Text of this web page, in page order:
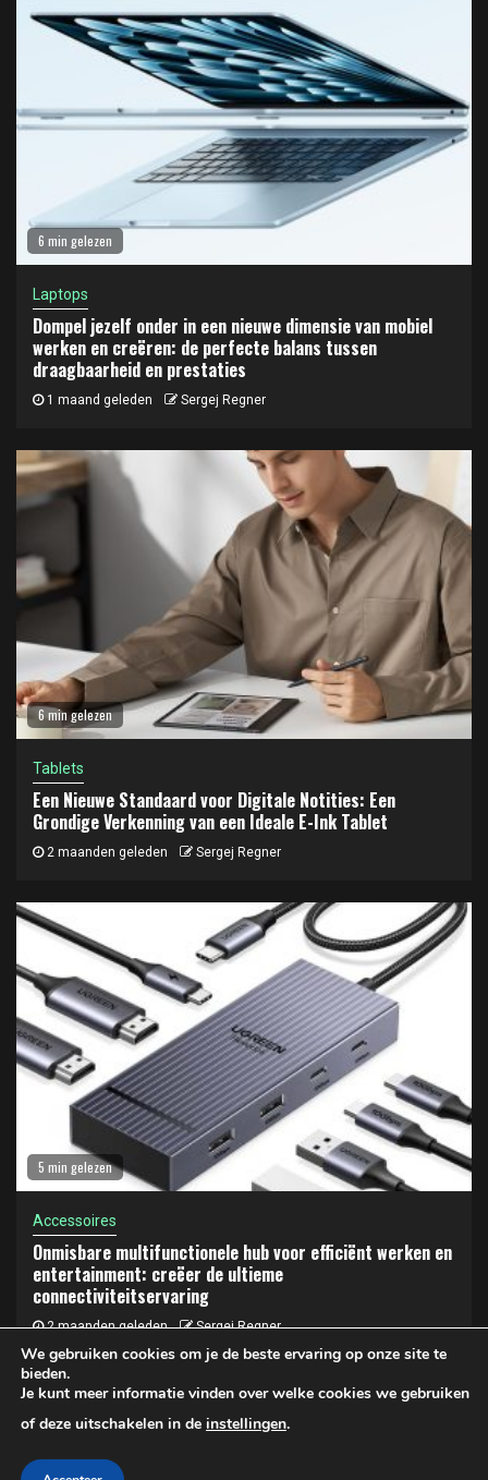
6 min gelezen
Laptops
Dompel jezelf onder in een nieuwe dimensie van mobiel
werken en creëren: de perfecte balans tussen
draagbaarheid en prestaties
1 maand geleden Sergej Regner
6 min gelezen
Tablets
Een Nieuwe Standaard voor Digitale Notities: Een
Grondige Verkenning van een Ideale E-Ink Tablet
2 maanden geleden Sergej Regner
5 min gelezen
Accessoires
Onmisbare multifunctionele hub voor efficiënt werken en
entertainment: creëer de ultieme
connectiviteitservaring
2 maanden geleden Sergej Regner
Privacy- en cookiebeleid
Copyright © 2025 LAPTOP KOPEN | Privacy- en Cookiebeleid
We gebruiken cookies om je de beste ervaring op onze site te
bieden.
Je kunt meer informatie vinden over welke cookies we gebruiken
of deze uitschakelen in de instellingen.